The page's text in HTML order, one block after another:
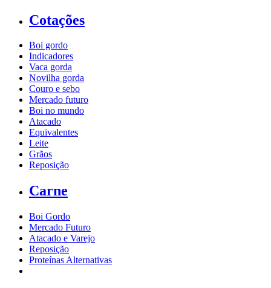
Cotações
Boi gordo
Indicadores
Vaca gorda
Novilha gorda
Couro e sebo
Mercado futuro
Boi no mundo
Atacado
Equivalentes
Leite
Grãos
Reposição
Carne
Boi Gordo
Mercado Futuro
Atacado e Varejo
Reposição
Proteínas Alternativas